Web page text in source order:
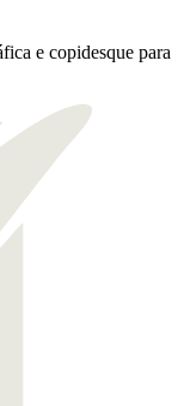
e copidesque para